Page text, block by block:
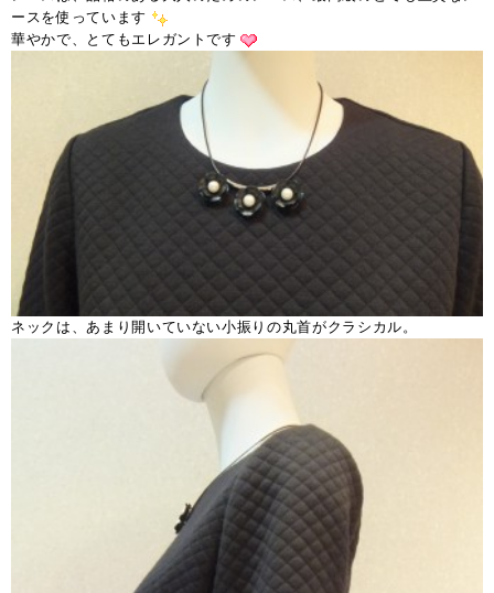
ースを使っています
華やかで、とてもエレガントです
ネックは、あまり開いていない小振りの丸首がクラシカル。